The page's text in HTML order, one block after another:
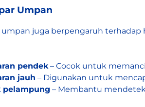
Umpan
juga berpengaruh
pendek – Cocok untuk
jauh – Digunakan untuk
pelampung – Membantu